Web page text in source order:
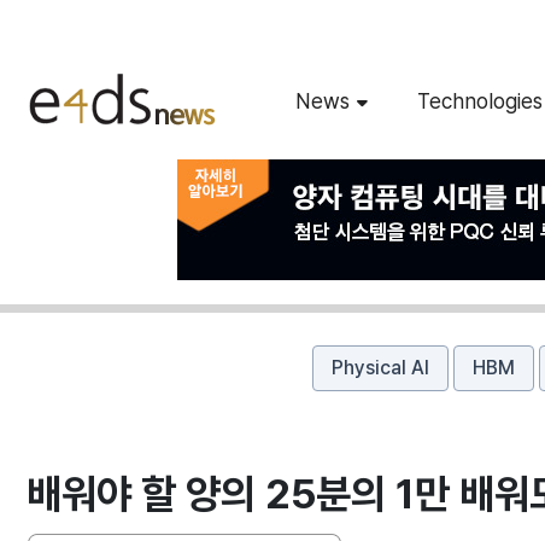
News Technologies
Physical AI HBM
배워야 할 양의 25분의 1만 배워